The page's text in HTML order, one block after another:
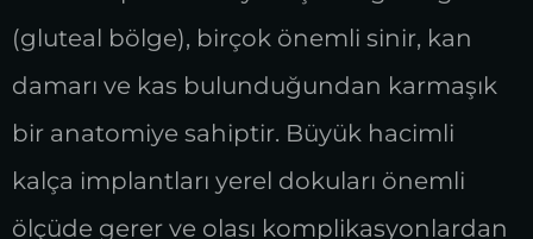
(gluteal bölge), birçok önemli sinir, kan
damarı ve kas bulunduğundan karmaşık
bir anatomiye sahiptir. Büyük hacimli
kalça implantları yerel dokuları önemli
ölçüde gerer ve olası komplikasyonlardan